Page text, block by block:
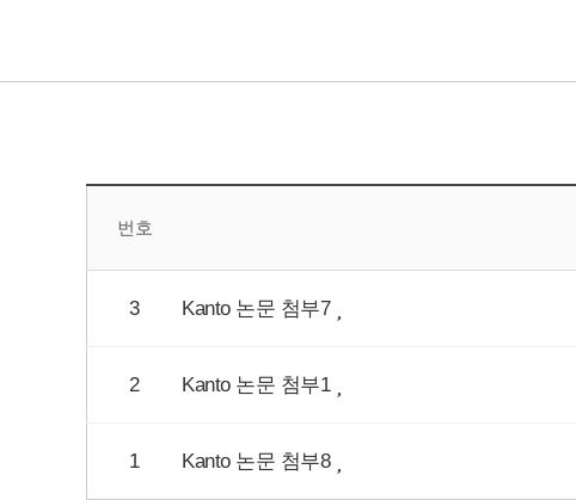
번호
3 Kanto 논문 첨부7
2 Kanto 논문 첨부1
1 Kanto 논문 첨부8